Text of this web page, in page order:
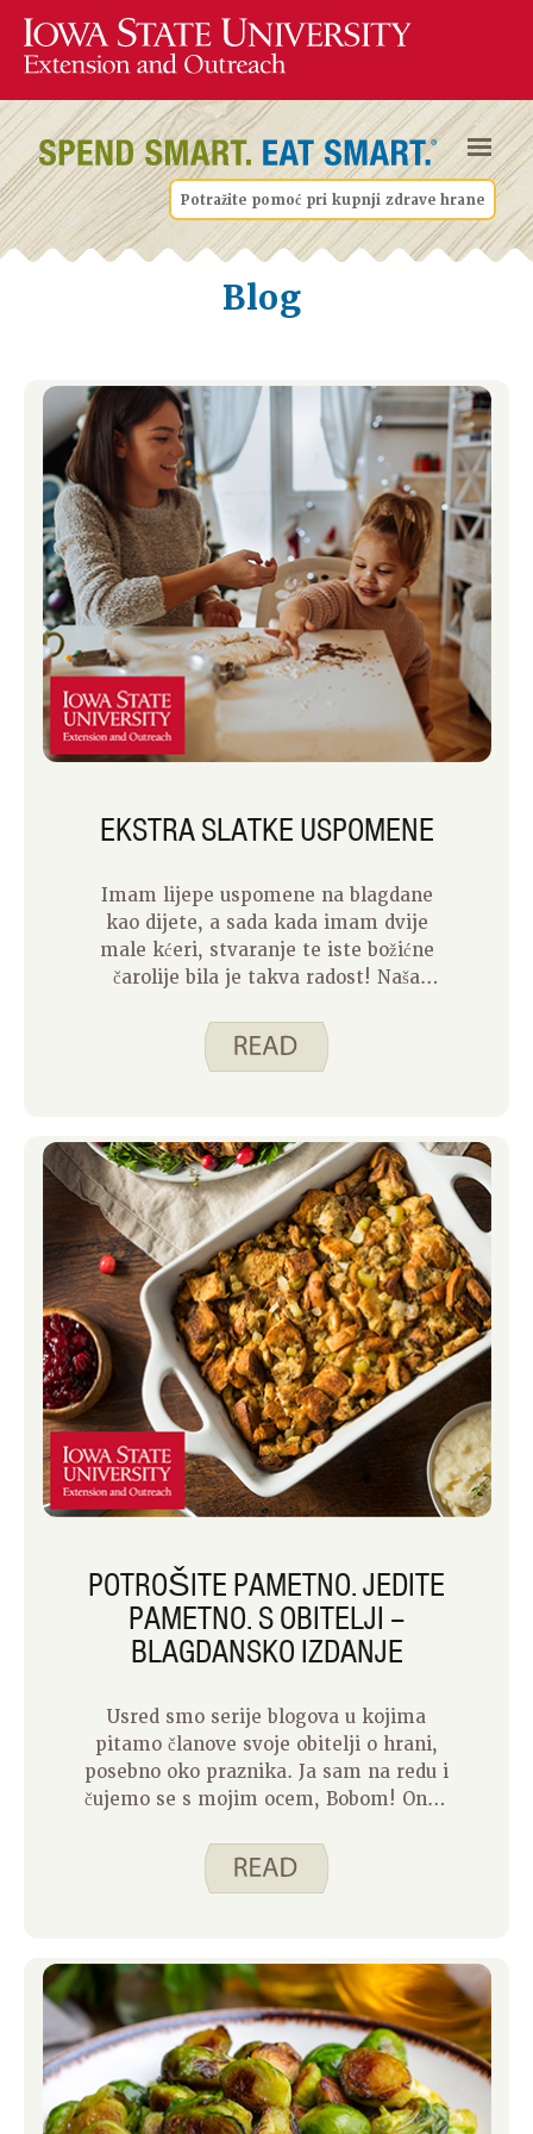
Potražite pomoć pri kupnji zdrave hrane
Blog
EKSTRA SLATKE USPOMENE
Imam lijepe uspomene na blagdane
kao dijete, a sada kada imam dvije
male kćeri, stvaranje te iste božićne
čarolije bila je takva radost! Naša
se sjećati mnogih naših blagdanskih
tradicija. Sjeća se specifičnih ukrasa
svake godine, a sjeća se čak i posebne
hrane koju pripremamo, a koja obično
nije na jelovniku naše obitelji.
Pročitajte u nastavku kako biste čuli o
nekoliko njezinih favorita! Koja je vaša
omiljena kuhinjska aktivnost za
vrijeme praznika?
POTROŠITE PAMETNO. JEDITE
PAMETNO. S OBITELJI –
BLAGDANSKO IZDANJE
Usred smo serije blogova u kojima
pitamo članove svoje obitelji o hrani,
posebno oko praznika. Ja sam na redu i
čujemo se s mojim ocem, Bobom! On je
sam njegovim odgovorima dodao neke
komentare u boji. Prvo, malo o Bobu.
Cityju i danas tamo živi s mojom
mamom Betsy. Moja mama se brine za
većinu kuhanja u njihovoj kući, ali on je
izvrstan na roštilju. Evo što je imao za
podijeliti s nama! P: Koja je vaša
omiljena uspomena na blagdansku
hranu? O: Rezbarenje puretine. To radi